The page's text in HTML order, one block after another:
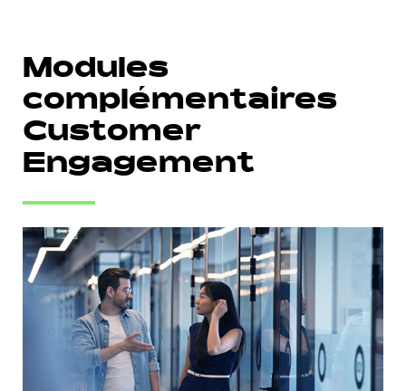
Modules
complémentaires
Customer
Engagement